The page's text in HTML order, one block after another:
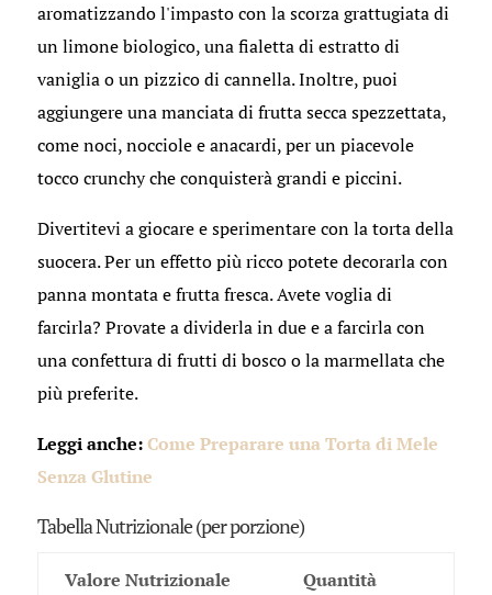
aromatizzando l'impasto con la scorza grattugiata di
un limone biologico, una fialetta di estratto di
vaniglia o un pizzico di cannella. Inoltre, puoi
aggiungere una manciata di frutta secca spezzettata,
come noci, nocciole e anacardi, per un piacevole
tocco crunchy che conquisterà grandi e piccini.
Divertitevi a giocare e sperimentare con la torta della
suocera. Per un effetto più ricco potete decorarla con
panna montata e frutta fresca. Avete voglia di
farcirla? Provate a dividerla in due e a farcirla con
una confettura di frutti di bosco o la marmellata che
più preferite.
Leggi anche:Come Preparare una Torta di Mele
Senza Glutine
Tabella Nutrizionale (per porzione)
Valore Nutrizionale Quantità